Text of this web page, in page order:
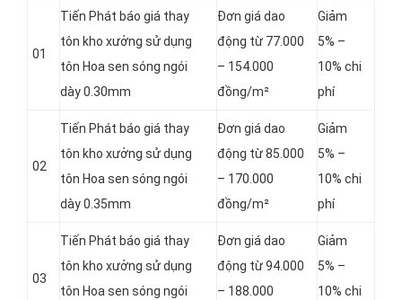
01
Tiến Phát báo giá thay
tôn kho xưởng sử dụng
tôn Hoa sen sóng ngói
dày 0.30mm
Đơn giá dao
động từ 77.000
– 154.000
đồng/m²
Giảm
5% –
10% chi
phí
02
Tiến Phát báo giá thay
tôn kho xưởng sử dụng
tôn Hoa sen sóng ngói
dày 0.35mm
Đơn giá dao
động từ 85.000
– 170.000
đồng/m²
Giảm
5% –
10% chi
phí
03
Tiến Phát báo giá thay
tôn kho xưởng sử dụng
tôn Hoa sen sóng ngói
Đơn giá dao
động từ 94.000
– 188.000
Giảm
5% –
10% chi